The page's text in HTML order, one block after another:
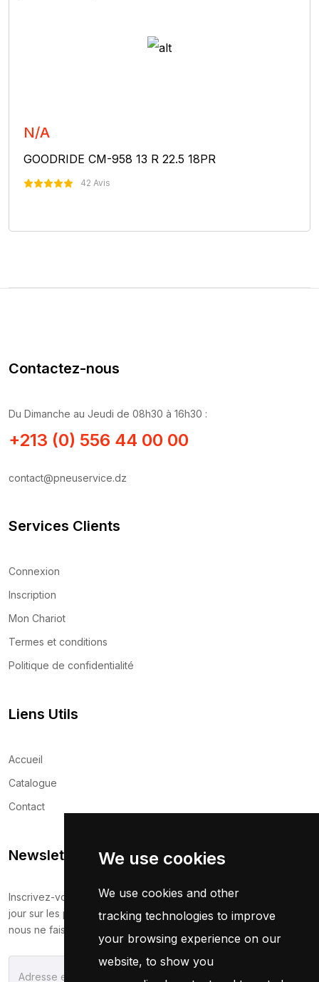
We use cookies
We use cookies and other
tracking technologies to improve
your browsing experience on our
website, to show you
N/A
GOODRIDE CM-958 13 R 22.5 18PR
42 Avis
Contactez-nous
Du Dimanche au Jeudi de 08h30 à 16h30 :
+213 (0) 556 44 00 00
contact@pneuservice.dz
Services Clients
Connexion
Inscription
Mon Chariot
Termes et conditions
Politique de confidentialité
Liens Utils
Accueil
Catalogue
Contact
Newsletter
Inscrivez-vous maintenant pour recevoir les dernières mises à
jour sur les promotions et les coupons. Ne vous inquiétez pas,
nous ne faisons pas de spam !
S'Abonner